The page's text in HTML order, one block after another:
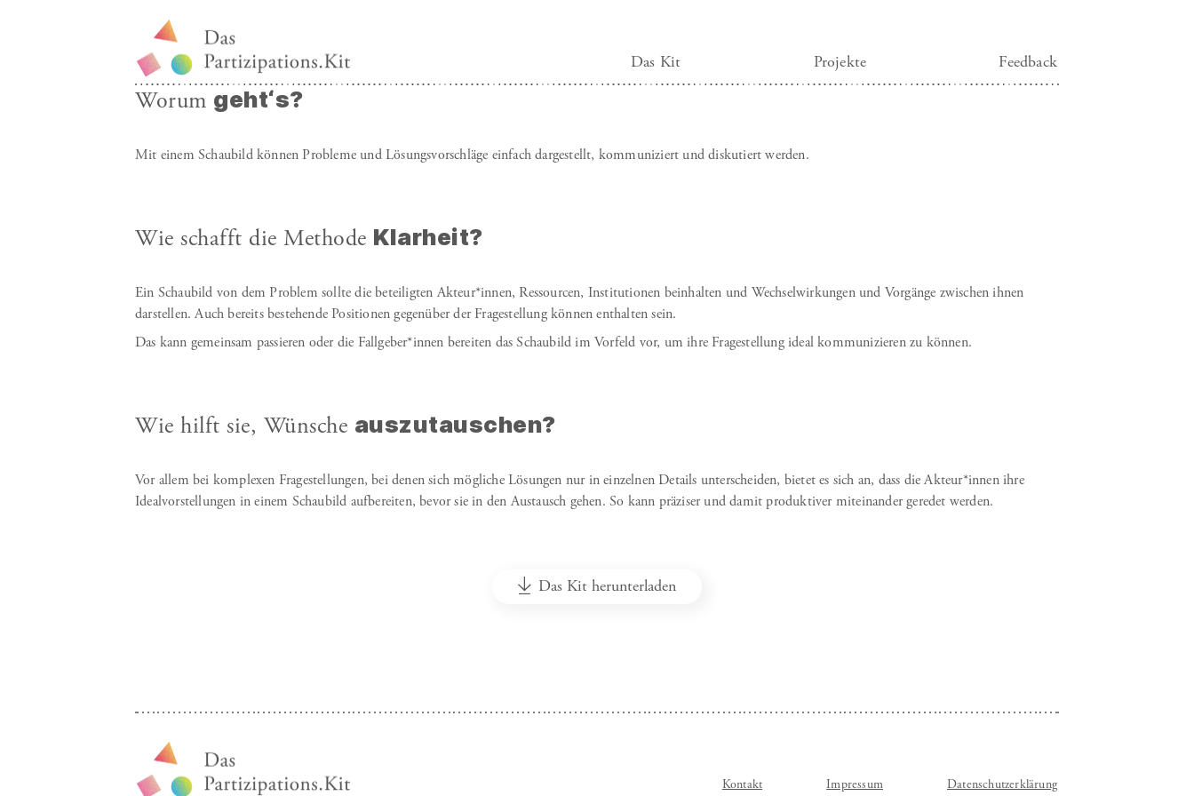
Das Kit Projekte Feedback
Worum geht‘s?
Mit einem Schaubild können Probleme und Lösungsvorschläge einfach dargestellt, kommuniziert und diskutiert werden.
Wie schafft die Methode Klarheit?
Ein Schaubild von dem Problem sollte die beteiligten Akteur*innen, Ressourcen, Institutionen beinhalten und Wechselwirkungen und Vorgänge zwischen ihnen
darstellen. Auch bereits bestehende Positionen gegenüber der Fragestellung können enthalten sein.
Das kann gemeinsam passieren oder die Fallgeber*innen bereiten das Schaubild im Vorfeld vor, um ihre Fragestellung ideal kommunizieren zu können.
Wie hilft sie, Wünsche auszutauschen?
Vor allem bei komplexen Fragestellungen, bei denen sich mögliche Lösungen nur in einzelnen Details unterscheiden, bietet es sich an, dass die Akteur*innen ihre
Idealvorstellungen in einem Schaubild aufbereiten, bevor sie in den Austausch gehen. So kann präziser und damit produktiver miteinander geredet werden.
Das Kit herunterladen
Kontakt Impressum Datenschutzerklärung